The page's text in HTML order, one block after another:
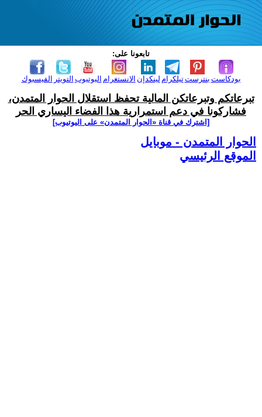
تابعونا على:
الفيسبوك التويتر اليوتيوب الانستغرام لينكدإن تيلكرامبنترست بودكاست
تبرعاتكم وتبرعاتكن المالية تحفظ استقلال الحوار المتمدن،
فشاركونا في دعم استمرارية هذا الفضاء اليساري الحر
[اشترك في قناة ‫«الحوار المتمدن» على اليوتيوب]
الحوار المتمدن - موبايل
الموقع الرئيسي